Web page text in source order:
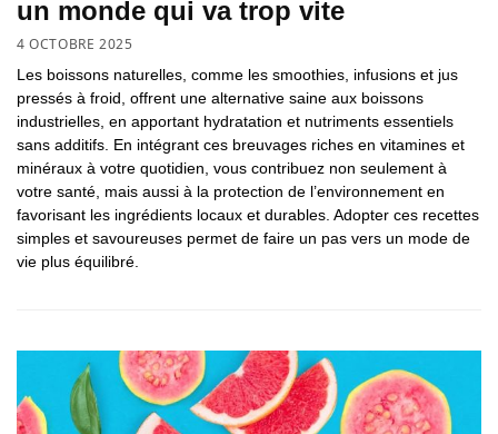
un monde qui va trop vite
4 OCTOBRE 2025
Les boissons naturelles, comme les smoothies, infusions et jus
pressés à froid, offrent une alternative saine aux boissons
industrielles, en apportant hydratation et nutriments essentiels
sans additifs. En intégrant ces breuvages riches en vitamines et
minéraux à votre quotidien, vous contribuez non seulement à
votre santé, mais aussi à la protection de l’environnement en
favorisant les ingrédients locaux et durables. Adopter ces recettes
simples et savoureuses permet de faire un pas vers un mode de
vie plus équilibré.